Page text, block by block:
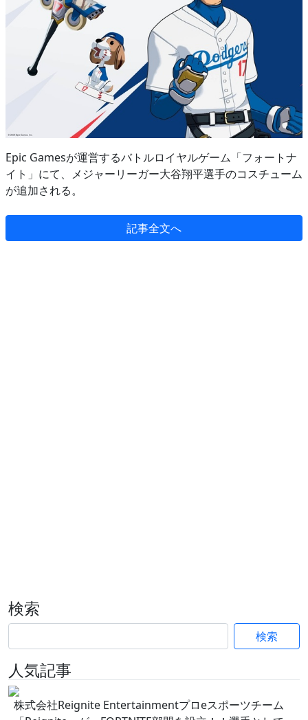
Epic Gamesが運営するバトルロイヤルゲーム「フォートナ
イト」にて、メジャーリーガー大谷翔平選手のコスチューム
が追加される。
記事全文へ
検索
検索
人気記事
株式会社Reignite Entertainmentプロeスポーツチーム